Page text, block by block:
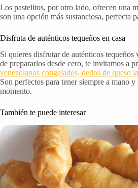
Los pastelitos, por otro lado, ofrecen una
son una opción más sustanciosa, perfecta
Disfruta de auténticos tequeños en casa
Si quieres disfrutar de auténticos tequeños
de prepararlos desde cero, te invitamos a
venezolanos congelados, dedos de queso
Son perfectos para tener siempre a mano
momento.
También te puede interesar